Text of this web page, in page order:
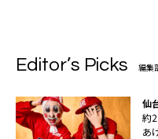
Editor’s Picks 編集
仙
約
あ